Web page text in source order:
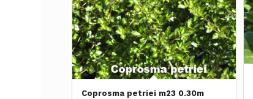
Coprosma petriei m23 0.30m